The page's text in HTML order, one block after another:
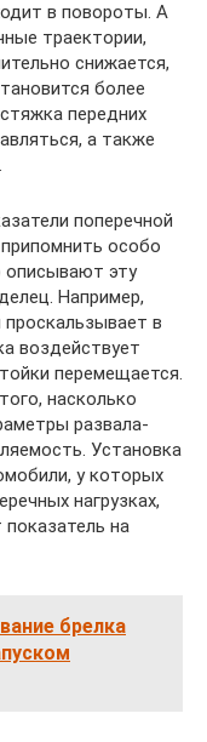
в повороты. А
траектории,
снижается,
более
передних
а также
поперечной
особо
описывают эту
Например,
в
воздействует
перемещается.
насколько
развала-
Установка
у которых
нагрузках,
на
брелка